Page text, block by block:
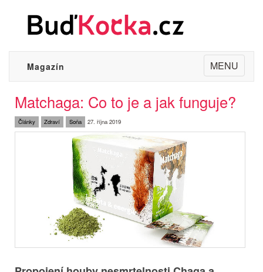
Toggle
navigation
MENU
Magazín
Matchaga: Co to je a jak funguje?
Články Zdraví Soňa 27. října 2019